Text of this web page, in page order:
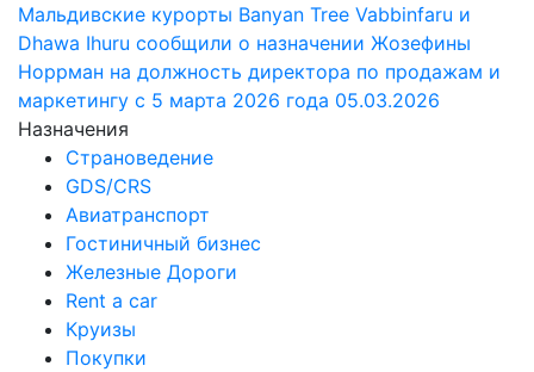
Мальдивские курорты Banyan Tree Vabbinfaru и
Dhawa Ihuru сообщили о назначении Жозефины
Норрман на должность директора по продажам и
маркетингу с 5 марта 2026 года 05.03.2026
Назначения
Страноведение
GDS/CRS
Авиатранспорт
Гостиничный бизнес
Железные Дороги
Rent a car
Круизы
Покупки